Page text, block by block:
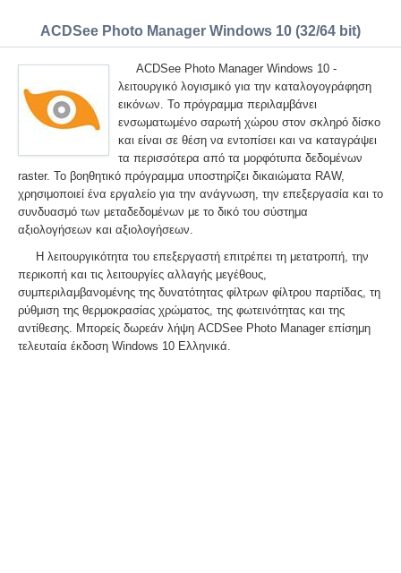
ACDSee Photo Manager Windows 10 (32/64 bit)
ACDSee Photo Manager Windows 10 -
λειτουργικό λογισμικό για την καταλογογράφηση
εικόνων. Το πρόγραμμα περιλαμβάνει
ενσωματωμένο σαρωτή χώρου στον σκληρό δίσκο
και είναι σε θέση να εντοπίσει και να καταγράψει
τα περισσότερα από τα μορφότυπα δεδομένων
raster. Το βοηθητικό πρόγραμμα υποστηρίζει δικαιώματα RAW,
χρησιμοποιεί ένα εργαλείο για την ανάγνωση, την επεξεργασία και το
συνδυασμό των μεταδεδομένων με το δικό του σύστημα
αξιολογήσεων και αξιολογήσεων.
Η λειτουργικότητα του επεξεργαστή επιτρέπει τη μετατροπή, την
περικοπή και τις λειτουργίες αλλαγής μεγέθους,
συμπεριλαμβανομένης της δυνατότητας φίλτρων φίλτρου παρτίδας, τη
ρύθμιση της θερμοκρασίας χρώματος, της φωτεινότητας και της
αντίθεσης. Μπορείς δωρεάν λήψη ACDSee Photo Manager επίσημη
τελευταία έκδοση Windows 10 Ελληνικά.